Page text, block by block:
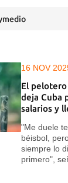
16 NOV
El pelotero
deja Cuba
salarios y
"Me duele
béisbol,
siempre lo
primero",